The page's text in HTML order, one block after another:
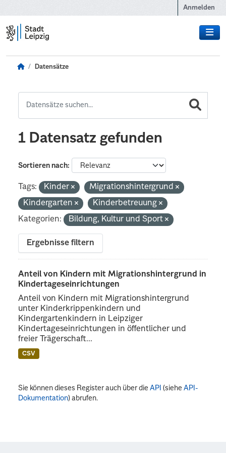
Anmelden
Datensätze
1 Datensatz gefunden
Sortieren nach
Tags: Kinder
Migrationshintergrund
Kindergarten
Kinderbetreuung
Kategorien:
Bildung, Kultur und Sport
Ergebnisse filtern
Anteil von Kindern mit Migrationshintergrund in
Kindertageseinrichtungen
Anteil von Kindern mit Migrationshintergrund
unter Kinderkrippenkindern und
Kindergartenkindern in Leipziger
Kindertageseinrichtungen in öffentlicher und
freier Trägerschaft...
CSV
Sie können dieses Register auch über dieAPI (sieheAPI-
Dokumentation) abrufen.